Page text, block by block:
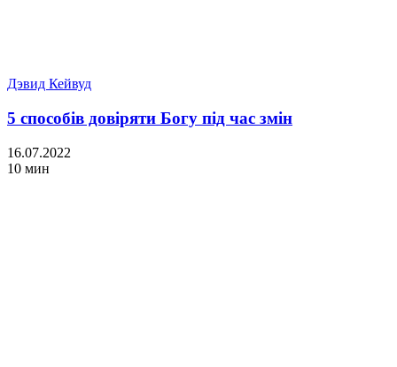
Дэвид Кейвуд
5 способів довіряти Богу під час змін
16.07.2022
10 мин